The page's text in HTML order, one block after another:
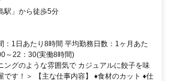
駅」から徒歩5分
：1日あたり8時間 平均勤務日数：1ヶ月あた
～22：30(実働8時間)
ングのような雰囲気で カジュアルに餃子を味
です！＞ 【主な仕事内容】 ♦食材のカット ♦仕